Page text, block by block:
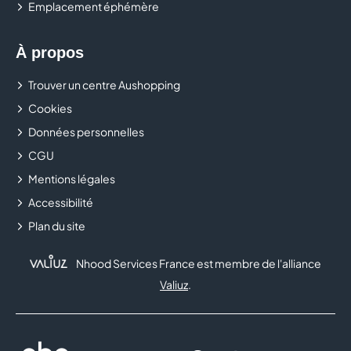
conviviale.
Emplacement éphémère
À propos
Trouver un centre Aushopping
Cookies
Données personnelles
CGU
Mentions légales
Accessibilité
Plan du site
Nhood Services France est membre de l'alliance
Valiuz.